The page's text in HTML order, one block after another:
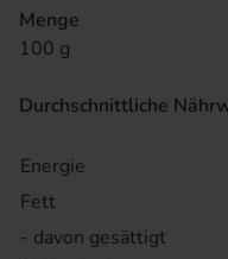
Menge
100 g
Durchschnittliche
Energie
Fett
- davon gesättigt